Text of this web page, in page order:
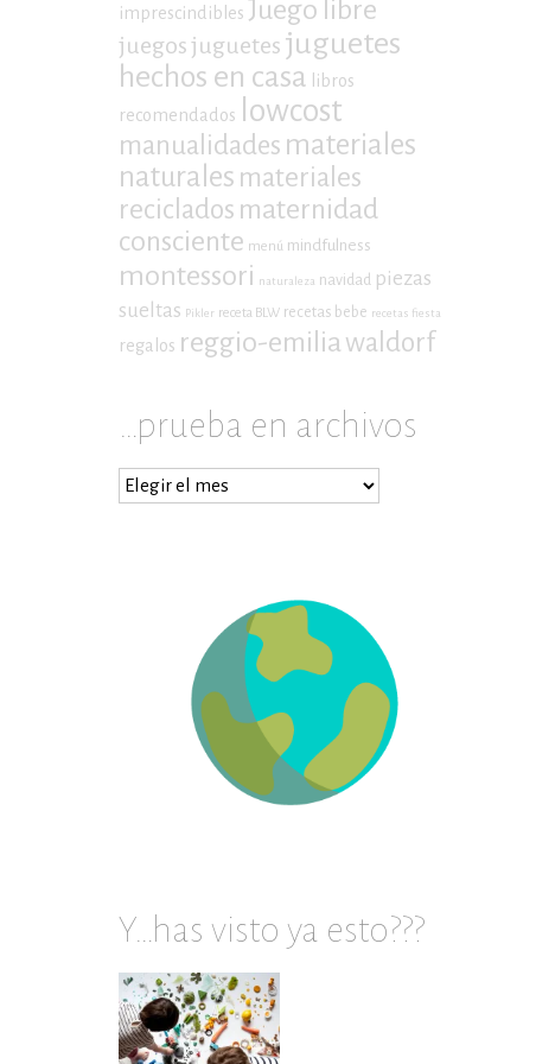
imprescindibles Juego libre
juegosjuguetes juguetes
hechos en casa
libros
recomendados
lowcost
manualidades materiales
naturales materiales
reciclados maternidad
consciente menú mindfulness
montessori naturaleza navidad piezas
sueltas Pikler receta BLW recetas bebe recetas fiesta
regalos reggio-emilia waldorf
…prueba en archivos
…
Y…has visto ya esto???